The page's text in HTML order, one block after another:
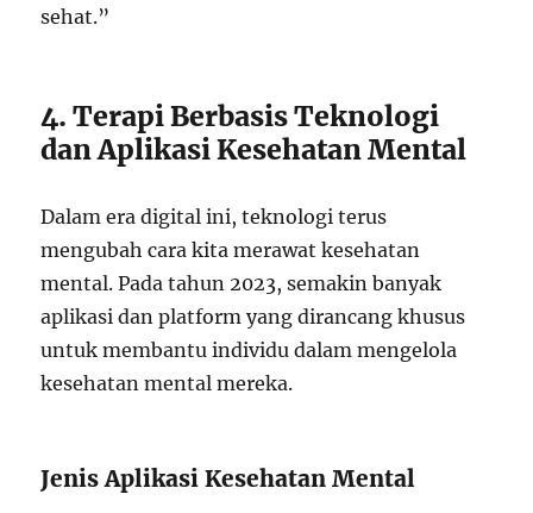
sehat.”
4. Terapi Berbasis Teknologi
dan Aplikasi Kesehatan Mental
Dalam era digital ini, teknologi terus
mengubah cara kita merawat kesehatan
mental. Pada tahun 2023, semakin banyak
aplikasi dan platform yang dirancang khusus
untuk membantu individu dalam mengelola
kesehatan mental mereka.
Jenis Aplikasi Kesehatan Mental